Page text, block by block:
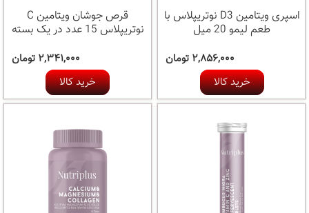
اسپری ویتامین D3 نوتریپلاس با
طعم لیمو 20 میل
۲,۸۵۶,۰۰۰ تومان
خرید کالا
قرص جوشان ویتامین C
نوتریپلاس 15 عدد در یک بسته
۲,۳۴۱,۰۰۰ تومان
خرید کالا